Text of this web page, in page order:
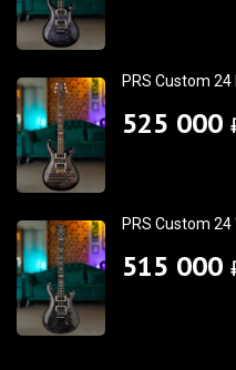
PRS Custom
525 000
PRS Custom 24
515 000